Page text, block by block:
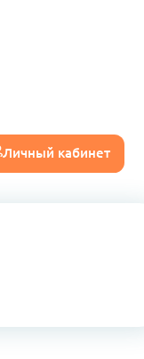
Личный кабинет